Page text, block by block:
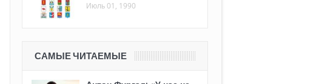
Июль 01, 1990
САМЫЕ ЧИТАЕМЫЕ